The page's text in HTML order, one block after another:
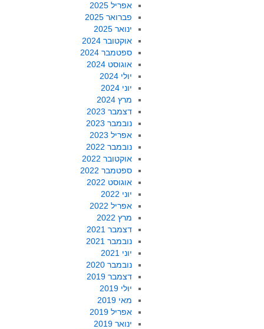
אפריל 2025
פברואר 2025
ינואר 2025
אוקטובר 2024
ספטמבר 2024
אוגוסט 2024
יולי 2024
יוני 2024
מרץ 2024
דצמבר 2023
נובמבר 2023
אפריל 2023
נובמבר 2022
אוקטובר 2022
ספטמבר 2022
אוגוסט 2022
יוני 2022
אפריל 2022
מרץ 2022
דצמבר 2021
נובמבר 2021
יוני 2021
נובמבר 2020
דצמבר 2019
יולי 2019
מאי 2019
אפריל 2019
ינואר 2019